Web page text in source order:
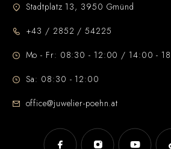
Stadtplatz 13, 3950 Gmünd
+43 / 2852 / 54225
Mo - Fr: 08:30 - 12:00 / 14:00 -
Sa: 08:30 - 12:00
office@juwelier-poehn.at